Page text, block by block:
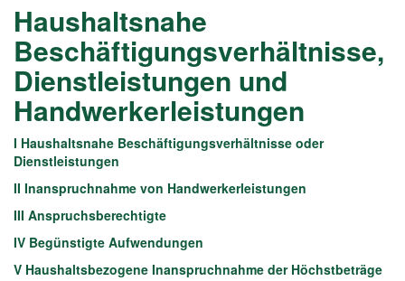
Haushaltsnahe
Beschäftigungsverhältnisse,
Dienstleistungen und
Handwerkerleistungen
I Haushaltsnahe Beschäftigungsverhältnisse oder
Dienstleistungen
II Inanspruchnahme von Handwerkerleistungen
III Anspruchsberechtigte
IV Begünstigte Aufwendungen
V Haushaltsbezogene Inanspruchnahme der Höchstbeträge